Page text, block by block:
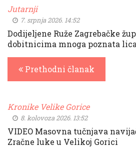
Jutarnji
7. srpnja 2026. 14:52
Dodijeljene Ruže Zagrebačke
dobitnicima mnoga poznata
Prethodni članak
Kronike Velike Gorice
8. kolovoza 2026. 13:52
VIDEO Masovna tučnjava
Zračne luke u Velikoj Gorici